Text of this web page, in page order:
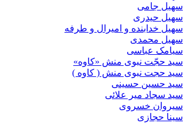
و امیرال و طرفه
نبوی منش «کاوه»
نبوی منش ( کاوه )
حسینى
میر علائی
خسروی